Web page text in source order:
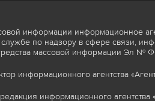
информации информационное
по надзору в сфере связи,
массовой информации Эл №
информационного агентства
информационного